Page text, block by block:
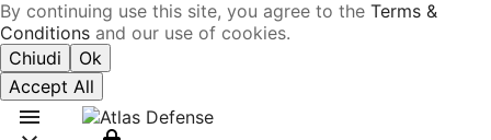
By continuing use this site, you agree to the Terms &
Conditions and our use of cookies.
Chiudi
Ok
Accept All
